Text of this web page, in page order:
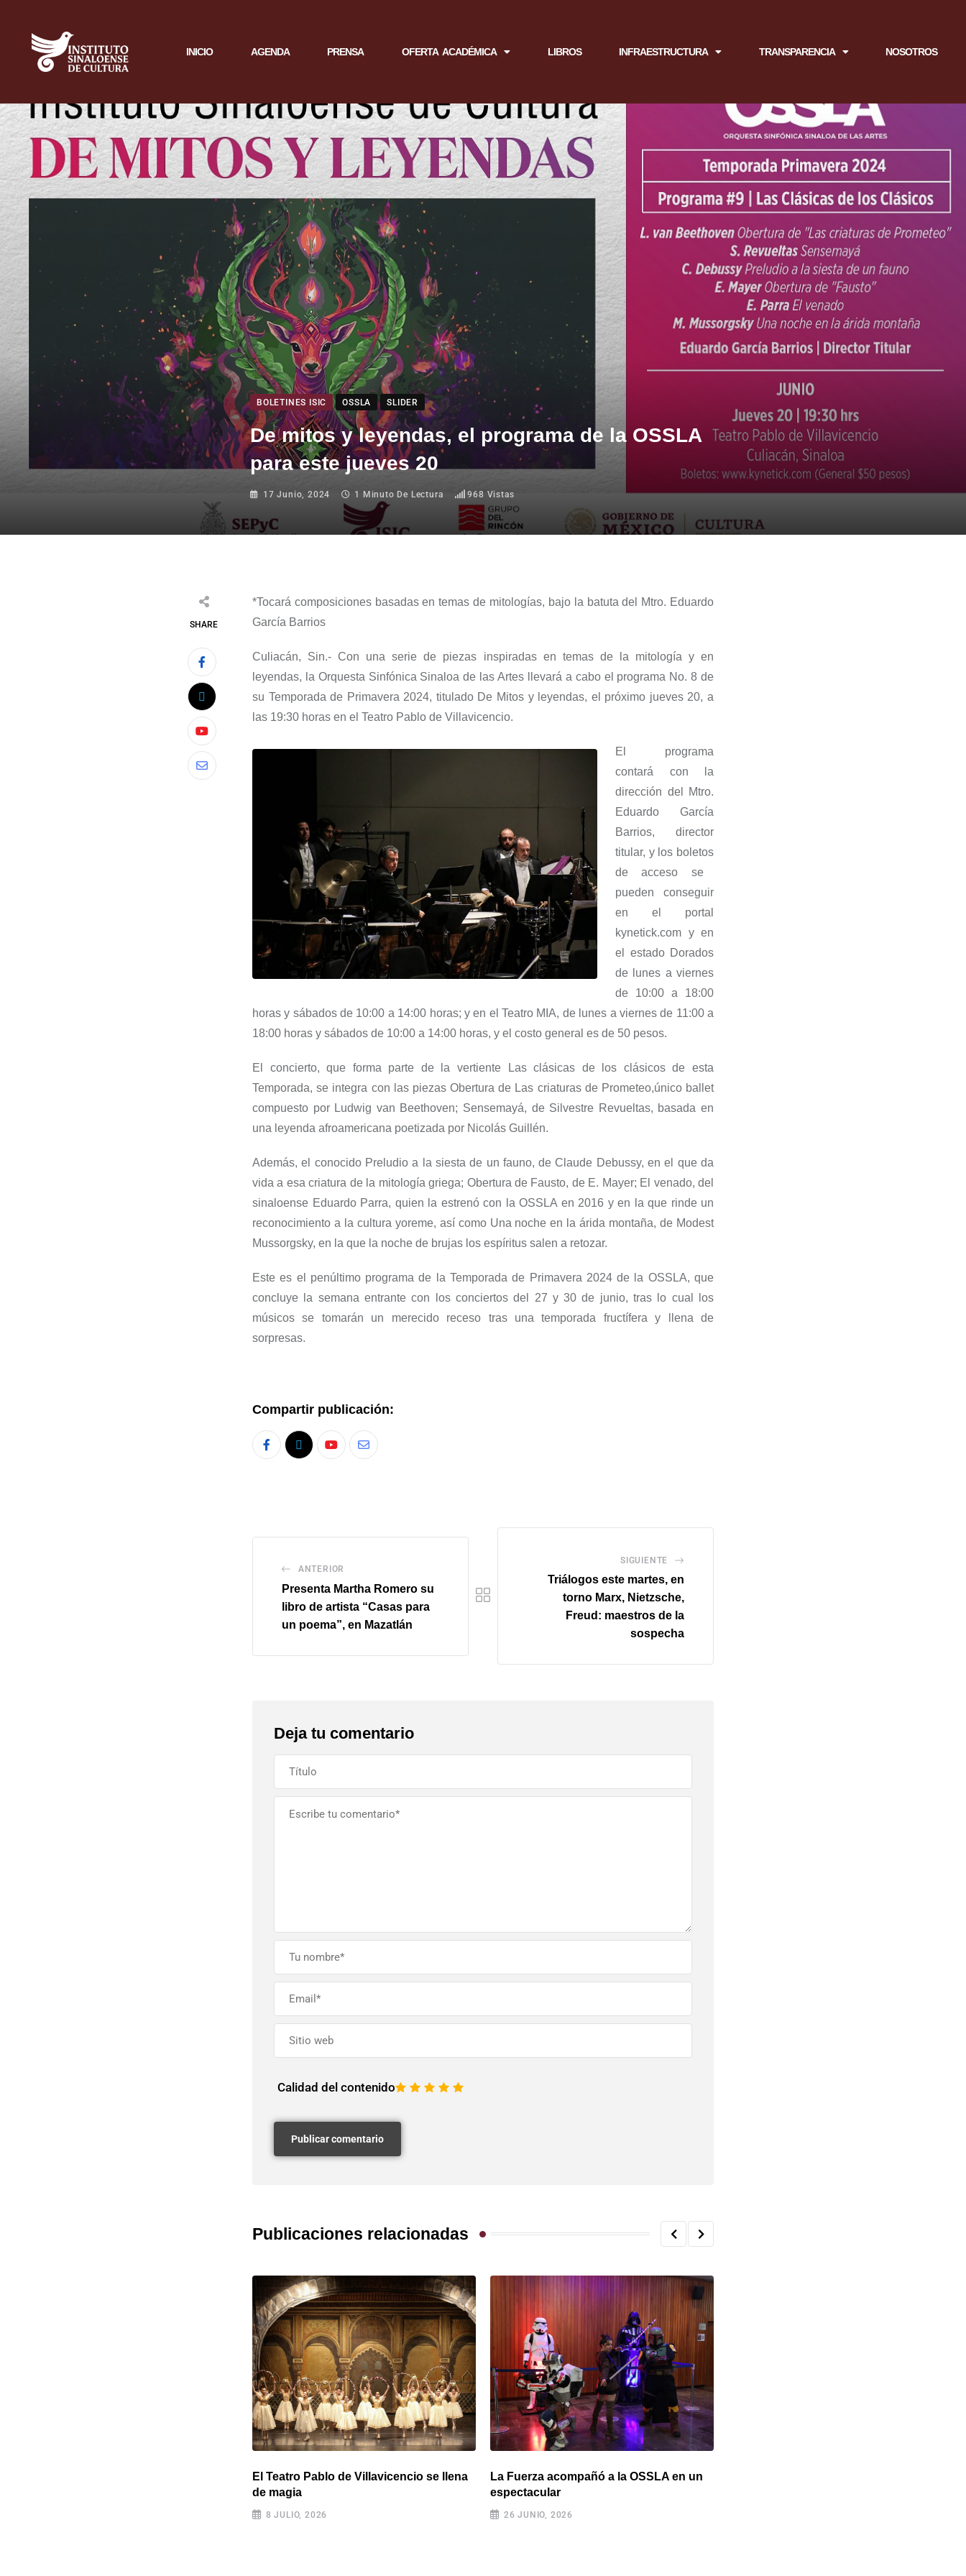
INICIO AGENDA PRENSA OFERTA ACADÉMICA LIBROS INFRAESTRUCTURA TRANSPARENCIA NOSOTROS
BOLETINES ISIC OSSLA SLIDER
De mitos y leyendas, el programa de la OSSLA
para este jueves 20
17 Junio, 2024 1 Minuto De Lectura 968 Vistas
SHARE
*Tocará composiciones basadas en temas de mitologías, bajo la batuta del Mtro. Eduardo
García Barrios
Culiacán, Sin.- Con una serie de piezas inspiradas en temas de la mitología y en
leyendas, la Orquesta Sinfónica Sinaloa de las Artes llevaráa cabo el programa No. 8 de
su Temporada de Primavera 2024, titulado De Mitos y leyendas, el próximo jueves 20, a
las 19:30 horas en el Teatro Pablo de Villavicencio.
El programa
contará con
la
dirección del Mtro.
Eduardo García
Barrios, director
titular, y los boletos
de acceso se
pueden conseguir
en el portal
kynetick.com y en
el estado Dorados
de
lunes a viernes
de 10:00 a 18:00
horas y sábados de 10:00 a 14:00 horas; y en el Teatro MIA, de lunes a viernes de 11:00 a
18:00 horas y sábados de 10:00 a 14:00 horas, y el costo general es de 50 pesos.
El concierto, que forma parte de la vertiente Las clásicas de los clásicosde esta
Temporada, se integra con las piezas Obertura de Las criaturas de Prometeo,único ballet
compuesto porLudwig van Beethoven; Sensemayá, de Silvestre Revueltas, basada en
una leyenda afroamericana poetizada por Nicolás Guillén.
Además, el conocido Preludio a la siesta de un fauno, de Claude Debussy, en el que da
vida a esa criatura de la mitología griega; Obertura de Fausto, de E. Mayer; El venado, del
sinaloense Eduardo Parra, quien la estrenó con la OSSLA en 2016 y en la que rinde un
reconocimiento a la cultura yoreme, así como Una noche en la árida montaña, de Modest
Mussorgsky, en la que la noche de brujas los espíritus salen a retozar.
Este es el penúltimo programa de la Temporada de Primavera 2024 de la OSSLA, que
concluye la semana entrante con los conciertos del 27 y 30 de junio, tras lo cual los
músicos se tomarán un merecido receso tras una temporada fructífera y llena de
sorpresas.
Compartir publicación:
ANTERIOR
Presenta Martha Romero su
libro de artista “Casas para
un poema”, en Mazatlán
SIGUIENTE
Triálogos este martes, en
torno Marx, Nietzsche,
Freud: maestros de la
sospecha
Deja tu comentario
Calidad del contenido 5
4
3
2
1
Publicaciones relacionadas
El Teatro Pablo de Villavicencio se llena
de magia
8 JULIO, 2026
La Fuerza acompañó a la OSSLA en un
espectacular
26 JUNIO, 2026